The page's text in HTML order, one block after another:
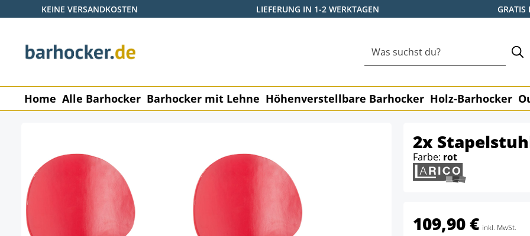
Hauptinhalt springen
Zur Suche springen
Zur Hauptnavigation springen
KEINE VERSANDKOSTEN LIEFERUNG IN 1-2 WERKTAGEN GRATIS
Home Alle Barhocker Barhocker mit Lehne Höhenverstellbare Barhocker Holz-Barhocker
2x
Farbe: rot
109,90 € inkl. MwSt.